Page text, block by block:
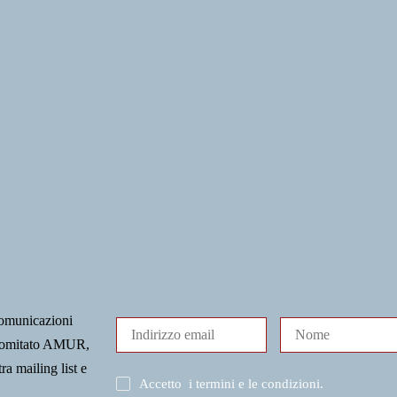
AMUR,
mailing list e
Accetto i termini e le condizioni.